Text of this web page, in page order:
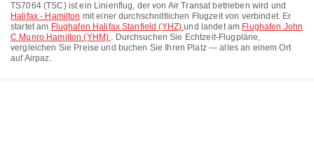
TS7064(TSC) ist ein Linienflug, der von Air Transatbetrieben wird und
Halifax - Hamilton mit einer durchschnittlichen Flugzeit von verbindet. Er
startet am Flughafen Halifax Stanfield (YHZ)und landet am Flughafen John
C Munro Hamilton (YHM) . Durchsuchen Sie Echtzeit-Flugpläne,
vergleichen Sie Preise und buchen Sie Ihren Platz — alles an einem Ort
auf Airpaz.